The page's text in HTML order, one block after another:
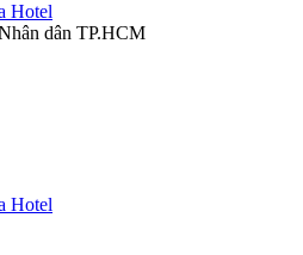
Hotel
dân TP.HCM
Hotel